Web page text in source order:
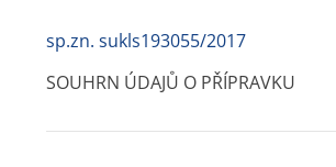
sp.zn. sukls193055/2017
SOUHRN ÚDAJŮ O PŘÍPRAVKU